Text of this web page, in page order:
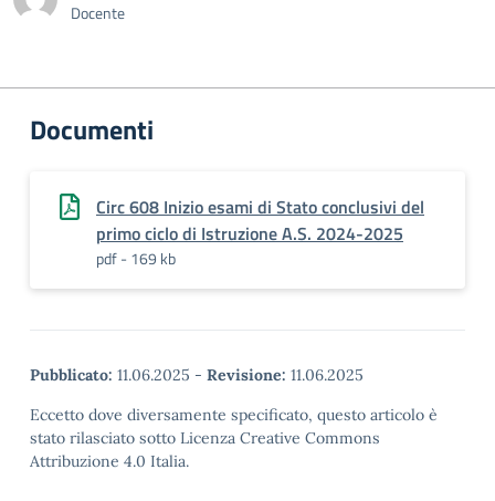
Docente
Documenti
Circ 608 Inizio esami di Stato conclusivi del
primo ciclo di Istruzione A.S. 2024-2025
pdf - 169 kb
Pubblicato: 11.06.2025 - Revisione: 11.06.2025
Eccetto dove diversamente specificato, questo articolo è
stato rilasciato sotto Licenza Creative Commons
Attribuzione 4.0 Italia.